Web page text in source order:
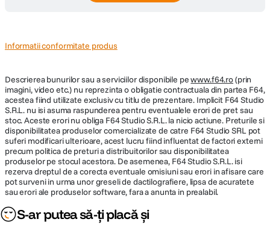
Informatii conformitate produs
Descrierea bunurilor sau a serviciilor disponibile pewww.f64.ro(prin
imagini, video etc.) nu reprezinta o obligatie contractuala din partea F64,
acestea fiind utilizate exclusiv cu titlu de prezentare. Implicit F64 Studio
S.R.L. nu isi asuma raspunderea pentru eventualele erori de pret sau
stoc. Aceste erori nu obliga F64 Studio S.R.L. la nicio actiune. Preturile si
disponibilitatea produselor comercializate de catre F64 Studio SRL pot
suferi modificari ulterioare, acest lucru fiind influentat de factori externi
precum politica de preturi a distribuitorilor sau disponibilitatea
produselor pe stocul acestora. De asemenea, F64 Studio S.R.L. isi
rezerva dreptul de a corecta eventuale omisiuni sau erori in afisare care
pot surveni in urma unor greseli de dactilografiere, lipsa de acuratete
sau erori ale produselor software, fara a anunta in prealabil.
S-ar putea să-ți placă și